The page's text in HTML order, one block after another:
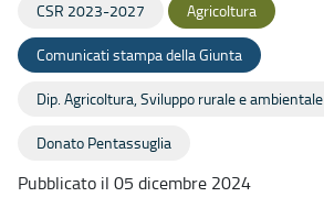
CSR 2023-2027 Agricoltura
Comunicati stampa della Giunta
Dip. Agricoltura, Sviluppo rurale e ambientale
Donato Pentassuglia
Pubblicato il 05 dicembre 2024